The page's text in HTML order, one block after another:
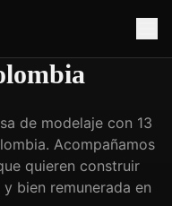
de modelaje con 13
Acompañamos
quieren construir
bien remunerada en